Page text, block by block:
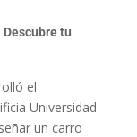
Descubre tu
el
Universidad
un carro